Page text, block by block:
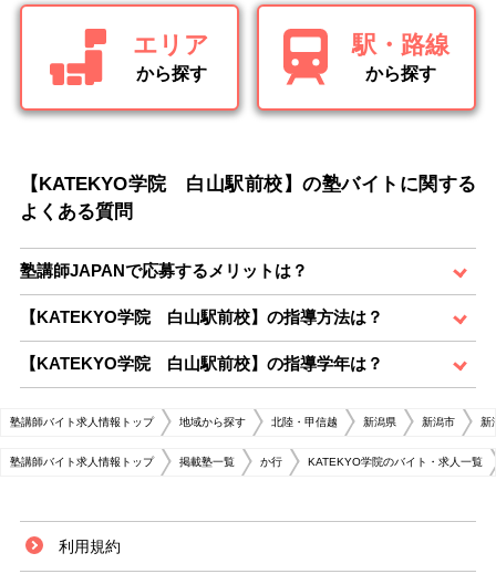
エリア
から探す
駅・路線
から探す
【KATEKYO学院 白山駅前校】の塾バイトに関する
よくある質問
塾講師JAPANで応募するメリットは？
【KATEKYO学院 白山駅前校】の指導方法は？
【KATEKYO学院 白山駅前校】の指導学年は？
塾講師バイト求人情報トップ 地域から探す 北陸・甲信越 新潟県 新潟市 新
塾講師バイト求人情報トップ 掲載塾一覧 か行 KATEKYO学院のバイト・求人一覧
利用規約